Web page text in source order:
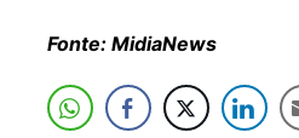
Fonte: MidiaNews